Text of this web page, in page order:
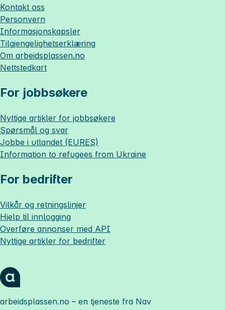
Kontakt oss
Personvern
Informasjonskapsler
Tilgjengelighetserklæring
Om arbeidsplassen.no
Nettstedkart
For jobbsøkere
Nyttige artikler for jobbsøkere
Spørsmål og svar
Jobbe i utlandet (EURES)
Information to refugees from Ukraine
For bedrifter
Vilkår og retningslinjer
Hjelp til innlogging
Overføre annonser med API
Nyttige artikler for bedrifter
arbeidsplassen.no – en tjeneste fra Nav